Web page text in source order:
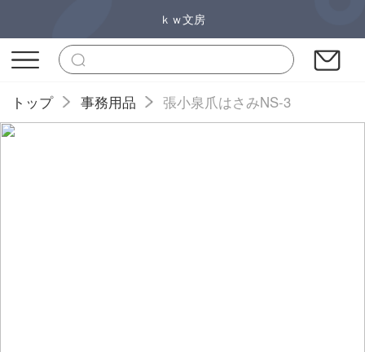
ｋｗ文房
トップ 事務用品 張小泉爪はさみNS-3